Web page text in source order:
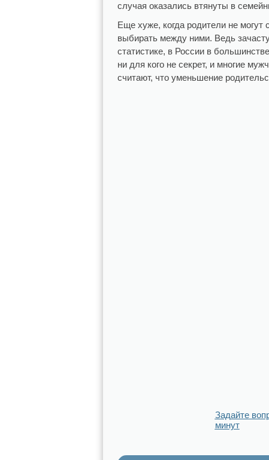
случая оказались втянуты в
Еще хуже, когда родители не могут
выбирать между ними. Ведь
статистике, в России в
ни для кого не секрет, и многие
считают, что уменьшение
Задайте
минут